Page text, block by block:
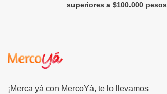
superiores a $100.000 pesos
¡Merca yá con MercoYá, te lo llevamos